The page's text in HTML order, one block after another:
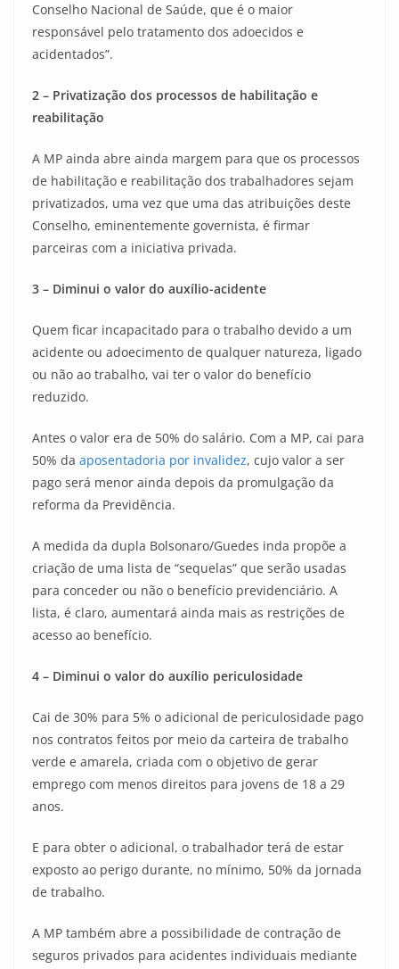
Conselho Nacional de Saúde, que é o maior
responsável pelo tratamento dos adoecidos e
acidentados”.
2 – Privatização dos processos de habilitação e
reabilitação
A MP ainda abre ainda margem para que os processos
de habilitação e reabilitação dos trabalhadores sejam
privatizados, uma vez que uma das atribuições deste
Conselho, eminentemente governista, é firmar
parceiras com a iniciativa privada.
3 – Diminui o valor do auxílio-acidente
Quem ficar incapacitado para o trabalho devido a um
acidente ou adoecimento de qualquer natureza, ligado
ou não ao trabalho, vai ter o valor do benefício
reduzido.
Antes o valor era de 50% do salário. Com a MP, cai para
50% da aposentadoria por invalidez, cujo valor a ser
pago será menor ainda depois da promulgação da
reforma da Previdência.
A medida da dupla Bolsonaro/Guedes inda propõe a
criação de uma lista de “sequelas” que serão usadas
para conceder ou não o benefício previdenciário. A
lista, é claro, aumentará ainda mais as restrições de
acesso ao benefício.
4 – Diminui o valor do auxílio periculosidade
Cai de 30% para 5% o adicional de periculosidade pago
nos contratos feitos por meio da carteira de trabalho
verde e amarela, criada com o objetivo de gerar
emprego com menos direitos para jovens de 18 a 29
anos.
E para obter o adicional, o trabalhador terá de estar
exposto ao perigo durante, no mínimo, 50% da jornada
de trabalho.
A MP também abre a possibilidade de contração de
seguros privados para acidentes individuais mediante